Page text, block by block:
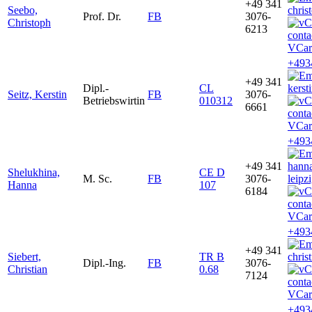
Seebo,
Christoph
Prof. Dr. FB
+49 341
3076-
6213
Seitz, Kerstin
Dipl.-
Betriebswirtin
FB
CL
010312
+49 341
3076-
6661
Shelukhina,
Hanna
M. Sc. FB
CE D
107
+49 341
3076-
6184
Siebert,
Christian
Dipl.-Ing. FB
TR B
0.68
+49 341
3076-
7124